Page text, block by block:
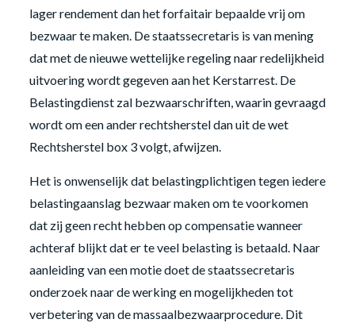
lager rendement dan het forfaitair bepaalde vrij om
bezwaar te maken. De staatssecretaris is van mening
dat met de nieuwe wettelijke regeling naar redelijkheid
uitvoering wordt gegeven aan het Kerstarrest. De
Belastingdienst zal bezwaarschriften, waarin gevraagd
wordt om een ander rechtsherstel dan uit de wet
Rechtsherstel box 3 volgt, afwijzen.
Het is onwenselijk dat belastingplichtigen tegen iedere
belastingaanslag bezwaar maken om te voorkomen
dat zij geen recht hebben op compensatie wanneer
achteraf blijkt dat er te veel belasting is betaald. Naar
aanleiding van een motie doet de staatssecretaris
onderzoek naar de werking en mogelijkheden tot
verbetering van de massaalbezwaarprocedure. Dit